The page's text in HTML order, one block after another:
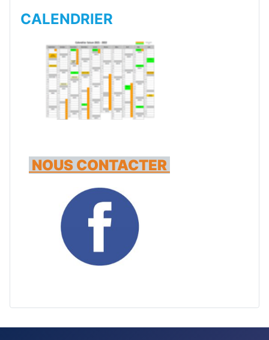
CALENDRIER
NOUS CONTACTER